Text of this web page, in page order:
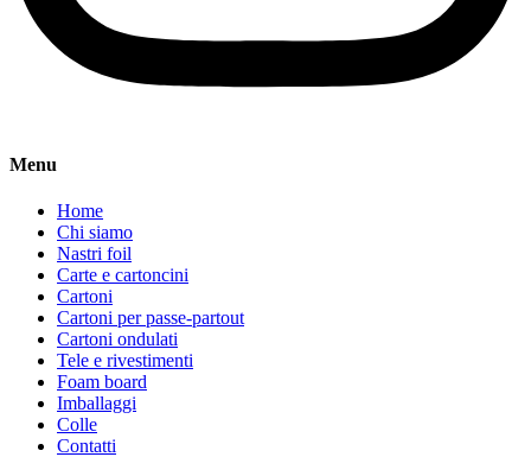
Menu
Home
Chi siamo
Nastri foil
Carte e cartoncini
Cartoni
Cartoni per passe-partout
Cartoni ondulati
Tele e rivestimenti
Foam board
Imballaggi
Colle
Contatti